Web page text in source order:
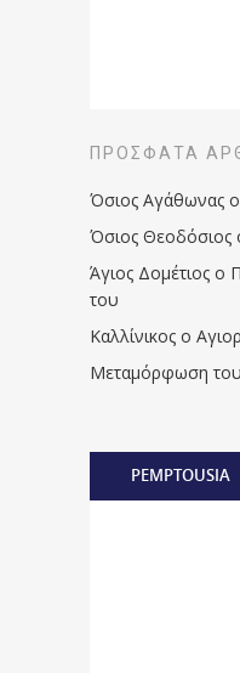
ΠΡΌΣΦΑΤΑ
Όσιος Αγάθωνας ο
Όσιος Θεοδόσιος
Άγιος Δομέτιος ο
του
Καλλίνικος ο
Μεταμόρφωση
PEMPTOUSIA